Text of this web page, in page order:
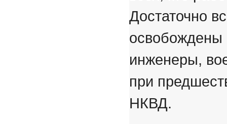
Достаточно
освобождены
инженеры,
при
НКВД.